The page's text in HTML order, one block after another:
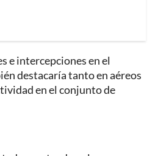
e intercepciones en el
destacaría tanto en aéreos
en el conjunto de